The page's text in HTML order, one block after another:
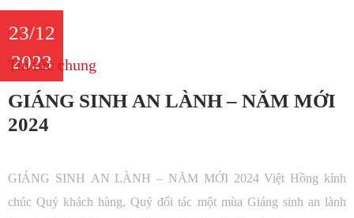
23/12
2023
Tin tức chung
GIÁNG SINH AN LÀNH – NĂM MỚI
2024
GIÁNG SINH AN LÀNH – NĂM MỚI 2024 Việt Hồng kính
chúc Quý khách hàng, Quý đối tác một mùa Giáng sinh an lành